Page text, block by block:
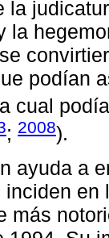
la
la
podían
cual
; 2008).
ayuda a
en
más